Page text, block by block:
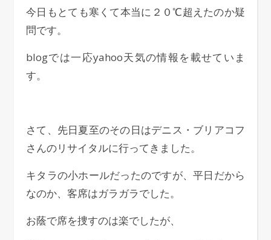
今日もとても寒くて本当に２０℃超えたのか疑
問です。
blogでは一応yahoo天気の情報を載せていま
す。
さて、先日夏至のその日はデニス・ブリアコフ
さんのリサイタルに行ってきました。
キタラの小ホールだったのですが、平日だから
なのか、客席はガラガラでした。
お蔭で席を捜すのは楽でしたが、